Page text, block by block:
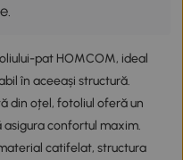
pat HOMCOM, ideal
în aceeași structură.
din oțel, fotoliul oferă un
confortul maxim.
catifelat, structura